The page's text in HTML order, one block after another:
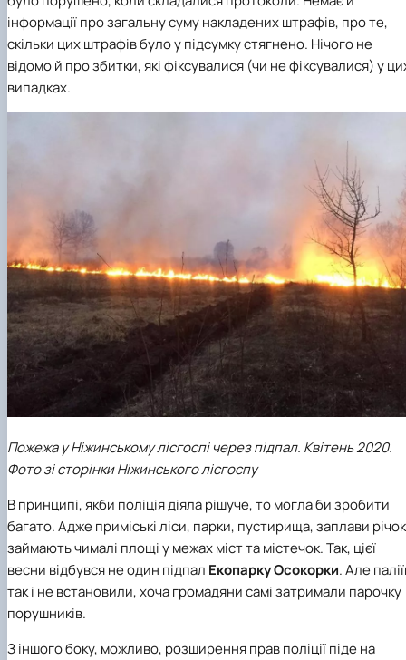
інформації про загальну суму накладених штрафів, про те,
скільки цих штрафів було у підсумку стягнено. Нічого не
відомо й про збитки, які фіксувалися (чи не фіксувалися) у
випадках.
Пожежа у Ніжинському лісгоспі через підпал. Квітень 2020.
Фото зі сторінки Ніжинського лісгоспу
В принципі, якби поліція діяла рішуче, то могла би зробити
багато. Адже приміські ліси, парки, пустирища, заплави річок
займають чималі площі у межах міст та містечок. Так, цієї
весни відбувся не один підпал Екопарку Осокорки. Але
так і не встановили, хоча громадяни самі затримали парочку
порушників.
З іншого боку, можливо, розширення прав поліції піде на